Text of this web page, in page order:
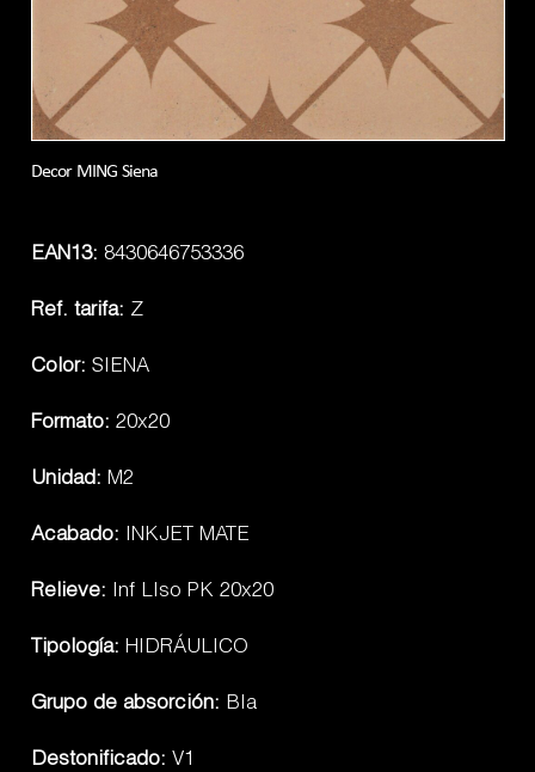
Decor MING Siena
EAN13: 8430646753336
Ref. tarifa: Z
Color: SIENA
Formato: 20x20
Unidad: M2
Acabado: INKJET MATE
Relieve: Inf LIso PK 20x20
Tipología: HIDRÁULICO
Grupo de absorción: BIa
Destonificado: V1